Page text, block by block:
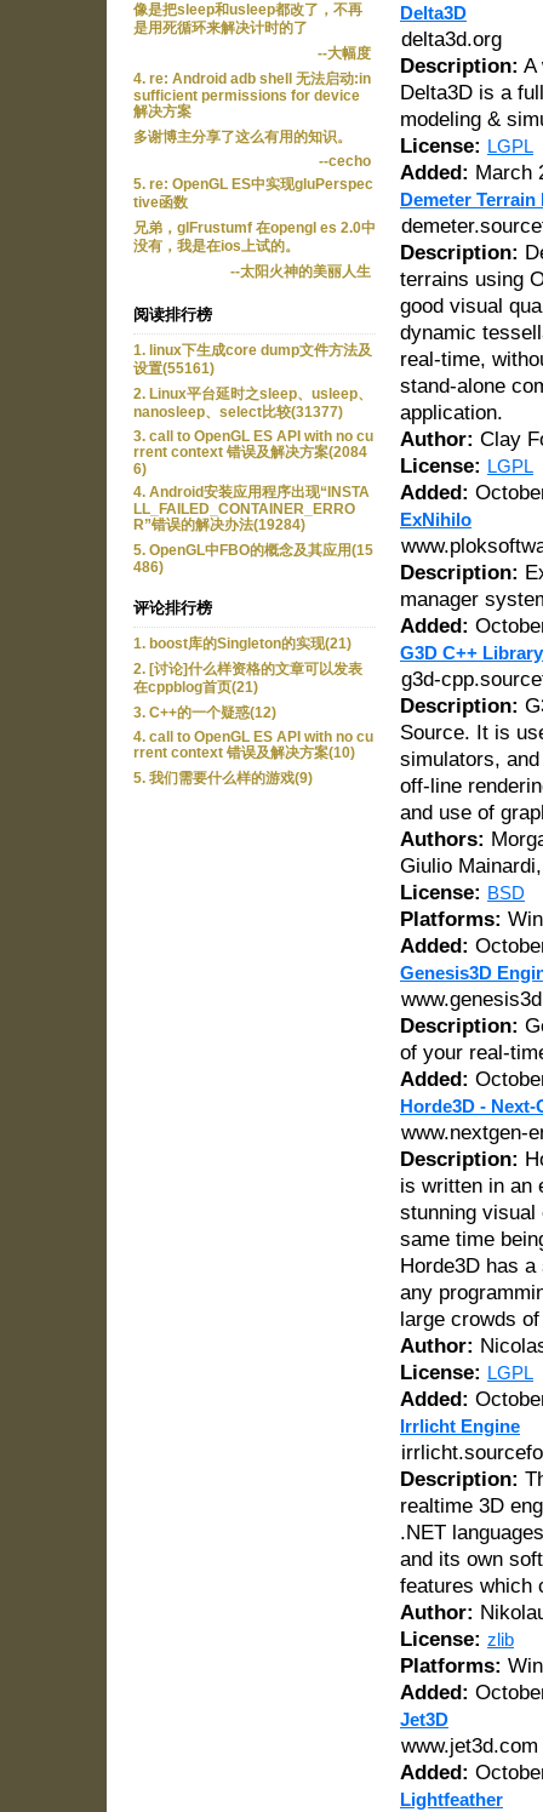
像是把sleep和usleep都改了，不再
是用死循环来解决计时的了
--大幅度
4. re: Android adb shell 无法启动:in
sufficient permissions for device
解决方案
多谢博主分享了这么有用的知识。
--cecho
5. re: OpenGL ES中实现gluPerspec
tive函数
兄弟，glFrustumf 在opengl es 2.0中
没有，我是在ios上试的。
--太阳火神的美丽人生
阅读排行榜
1. linux下生成core dump文件方法及
设置(55161)
2. Linux平台延时之sleep、usleep、
nanosleep、select比较(31377)
3. call to OpenGL ES API with no cu
rrent context 错误及解决方案(2084
6)
4. Android安装应用程序出现“INSTA
LL_FAILED_CONTAINER_ERRO
R”错误的解决办法(19284)
5. OpenGL中FBO的概念及其应用(15
486)
评论排行榜
1. boost库的Singleton的实现(21)
2. [讨论]什么样资格的文章可以发表
在cppblog首页(21)
3. C++的一个疑惑(12)
4. call to OpenGL ES API with no cu
rrent context 错误及解决方案(10)
5. 我们需要什么样的游戏(9)
Delta3D
delta3d.org
Description: A
Delta3D is a
modeling &
License: LGPL
Added: March
Demeter Terrain
Description:
terrains using
good visual
dynamic
real-time,
stand-alone
application.
Author: Clay
License: LGPL
Added:
ExNihilo
Description:
manager
Added:
G3D C++ Library
g3d-
Description:
Source. It is
simulators,
off-line
and use of
Authors:
Giulio
License: BSD
Platforms:
Added:
Genesis3D
Description:
of your real-
Added:
Horde3D -
www.nextgen-
Description:
is written in an
stunning visual
same time
Horde3D has
any
large crowds
Author:
License: LGPL
Added:
Irrlicht Engine
Description:
realtime 3D
.NET
and its own
features which
Author:
License: zlib
Platforms:
Added:
Jet3D
www.jet3d.com
Added:
Lightfeather